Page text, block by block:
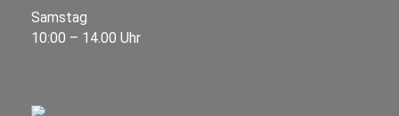
Samstag
10:00 – 14.00 Uhr